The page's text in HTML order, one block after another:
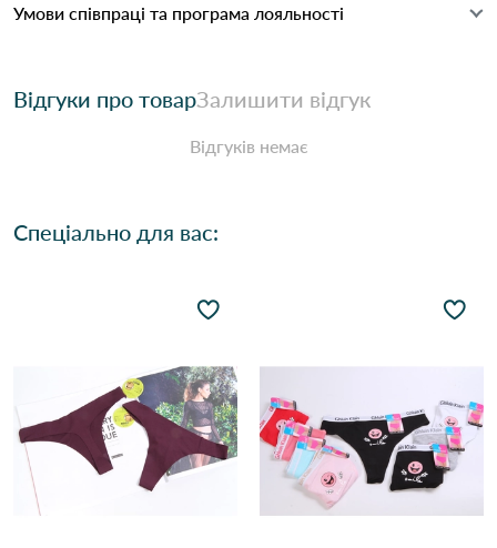
Умови співпраці та програма лояльності
Відгуки про товарЗалишити відгук
Відгуків немає
Спеціально для вас: